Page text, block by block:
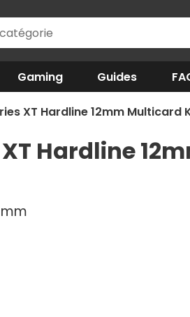
Gaming Guides
XT Hardline 12mm Multicard
Hardline